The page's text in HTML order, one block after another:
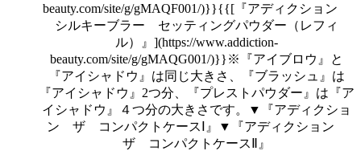
beauty.com/site/g/gMAQF001/)}}{{[『アディクション
シルキーブラー セッティングパウダー（レフィ
ル）』](https://www.addiction-
beauty.com/site/g/gMAQG001/)}}※『アイブロウ』と
『アイシャドウ』は同じ大きさ、『ブラッシュ』は
『アイシャドウ』2つ分、『プレストパウダー』は『ア
イシャドウ』４つ分の大きさです。▼『アディクショ
ン ザ コンパクトケースⅠ』▼『アディクション
ザ コンパクトケースⅡ』